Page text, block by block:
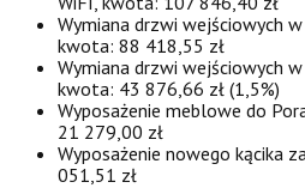
Wymiana drzwi wejściowych w
kwota: 88 418,55 zł
Wymiana drzwi wejściowych w
kwota: 43 876,66 zł (1,5%)
Wyposażenie meblowe do
21 279,00 zł
Wyposażenie nowego kącika
051,51 zł